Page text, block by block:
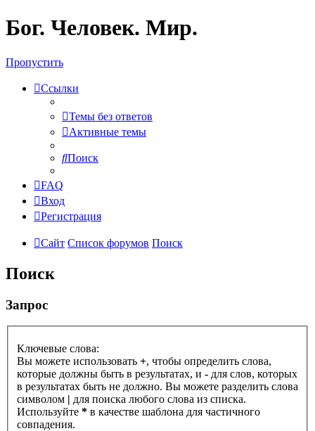
Бог. Человек. Мир.
Пропустить
Ссылки
Темы без ответов
Активные темы
Поиск
FAQ
Вход
Регистрация
Сайт Список форумов Поиск
Поиск
Запрос
Ключевые слова:
Вы можете использовать +, чтобы определить слова,
которые должны быть в результатах, и - для слов, которых
в результатах быть не должно. Вы можете разделить слова
символом | для поиска любого слова из списка.
Используйте * в качестве шаблона для частичного
совпадения.